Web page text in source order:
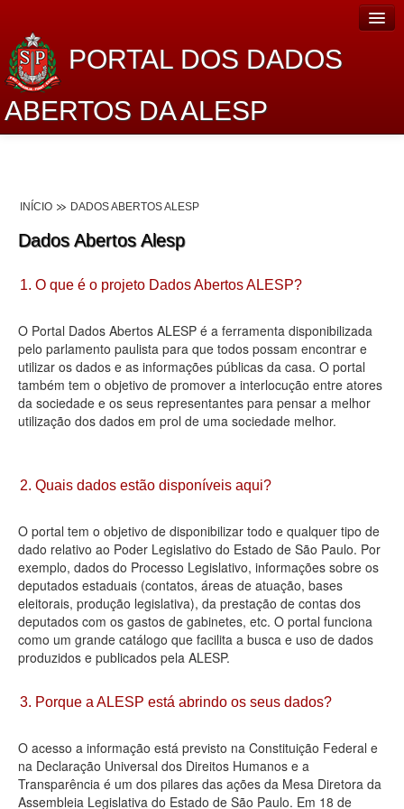
PORTAL DOS DADOS
ABERTOS DA ALESP
Lei de Acesso à Informação
Dados Governamentais Abertos
Planejamento
Catálogo de dados
Processo Legislativo
Deputados Estaduais
Agenda
Perguntas frequentes
Contato
INÍCIO DADOS ABERTOS ALESP
Dados Abertos Alesp
1. O que é o projeto Dados Abertos ALESP?
O Portal Dados Abertos ALESP é a ferramenta disponibilizada
pelo parlamento paulista para que todos possam encontrar e
utilizar os dados e as informações públicas da casa. O portal
também tem o objetivo de promover a interlocução entre atores
da sociedade e os seus representantes para pensar a melhor
utilização dos dados em prol de uma sociedade melhor.
2. Quais dados estão disponíveis aqui?
O portal tem o objetivo de disponibilizar todo e qualquer tipo de
dado relativo ao Poder Legislativo do Estado de São Paulo. Por
exemplo, dados do Processo Legislativo, informações sobre os
deputados estaduais (contatos, áreas de atuação, bases
eleitorais, produção legislativa), da prestação de contas dos
deputados com os gastos de gabinetes, etc. O portal funciona
como um grande catálogo que facilita a busca e uso de dados
produzidos e publicados pela ALESP.
3. Porque a ALESP está abrindo os seus dados?
O acesso a informação está previsto na Constituição Federal e
na Declaração Universal dos Direitos Humanos e a
Transparência é um dos pilares das ações da Mesa Diretora da
Assembleia Legislativa do Estado de São Paulo. Em 18 de